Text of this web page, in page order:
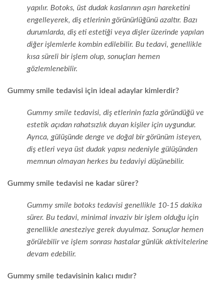
yapılır. Botoks, üst dudak kaslarının aşırı hareketini
engelleyerek, diş etlerinin görünürlüğünü azaltır. Bazı
durumlarda, diş eti estetiği veya dişler üzerinde yapılan
diğer işlemlerle kombin edilebilir. Bu tedavi, genellikle
kısa süreli bir işlem olup, sonuçları hemen
gözlemlenebilir.
Gummy smile tedavisi için ideal adaylar kimlerdir?
Gummy smile tedavisi, diş etlerinin fazla göründüğü ve
estetik açıdan rahatsızlık duyan kişiler için uygundur.
Ayrıca, gülüşünde denge ve doğal bir görünüm isteyen,
diş etleri veya üst dudak yapısı nedeniyle gülüşünden
memnun olmayan herkes bu tedaviyi düşünebilir.
Gummy smile tedavisi ne kadar sürer?
Gummy smile botoks tedavisi genellikle 10-15 dakika
sürer. Bu tedavi, minimal invaziv bir işlem olduğu için
genellikle anesteziye gerek duyulmaz. Sonuçlar hemen
görülebilir ve işlem sonrası hastalar günlük aktivitelerine
devam edebilir.
Gummy smile tedavisinin kalıcı mıdır?